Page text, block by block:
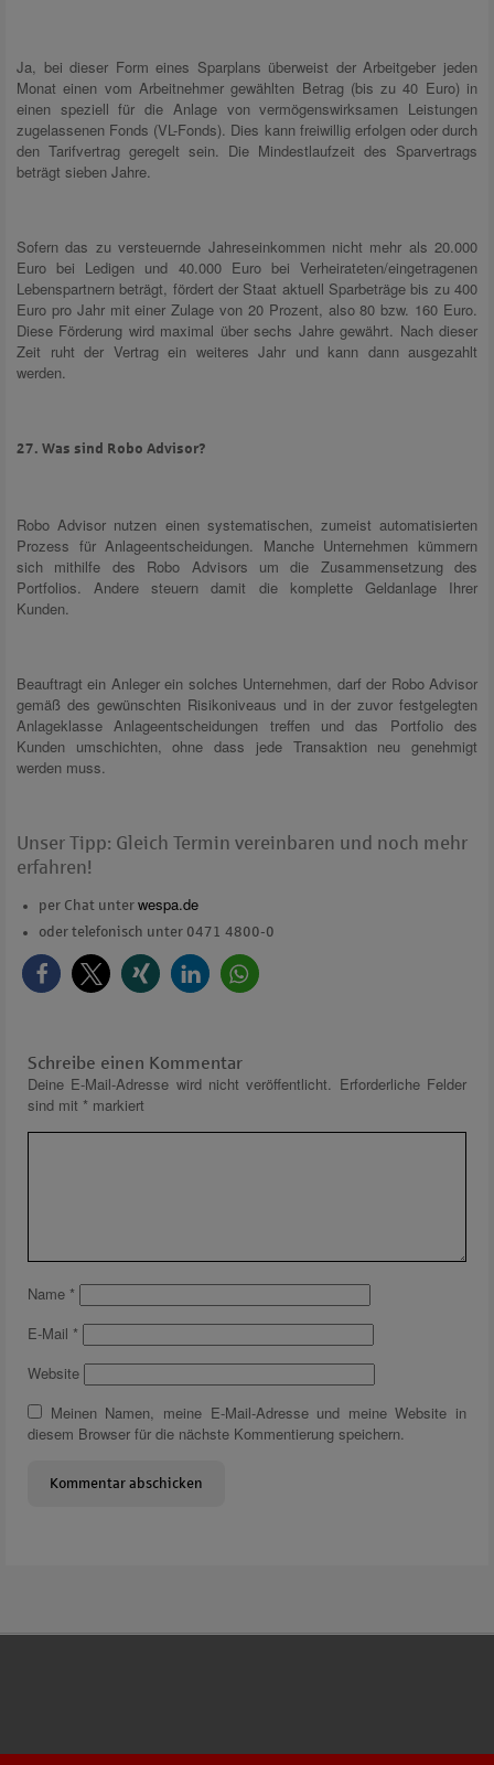
Ja, bei dieser Form eines Sparplans überweist der Arbeitgeber jeden
Monat einen vom Arbeitnehmer gewählten Betrag (bis zu 40 Euro) in
einen speziell für die Anlage von vermögenswirksamen Leistungen
zugelassenen Fonds (VL-Fonds). Dies kann freiwillig erfolgen oder durch
den Tarifvertrag geregelt sein. Die Mindestlaufzeit des Sparvertrags
beträgt sieben Jahre.
Sofern das zu versteuernde Jahreseinkommen nicht mehr als 20.000
Euro bei Ledigen und 40.000 Euro bei Verheirateten/eingetragenen
Lebenspartnern beträgt, fördert der Staat aktuell Sparbeträge bis zu 400
Euro pro Jahr mit einer Zulage von 20 Prozent, also 80 bzw. 160 Euro.
Diese Förderung wird maximal über sechs Jahre gewährt. Nach dieser
Zeit ruht der Vertrag ein weiteres Jahr und kann dann ausgezahlt
werden.
27. Was sind Robo Advisor?
Robo Advisor nutzen einen systematischen, zumeist automatisierten
Prozess für Anlageentscheidungen. Manche Unternehmen kümmern
sich mithilfe des Robo Advisors um die Zusammensetzung des
Portfolios. Andere steuern damit die komplette Geldanlage Ihrer
Kunden.
Beauftragt ein Anleger ein solches Unternehmen, darf der Robo Advisor
gemäß des gewünschten Risikoniveaus und in der zuvor festgelegten
Anlageklasse Anlageentscheidungen treffen und das Portfolio des
Kunden umschichten, ohne dass jede Transaktion neu genehmigt
werden muss.
Unser Tipp: Gleich Termin vereinbaren und noch mehr
erfahren!
per Chat unter wespa.de
oder telefonisch unter 0471 4800-0
Schreibe einen Kommentar
Deine E-Mail-Adresse wird nicht veröffentlicht. Erforderliche Felder
sind mit * markiert
Name *
E-Mail *
Website
Meinen Namen, meine E-Mail-Adresse und meine Website in
diesem Browser für die nächste Kommentierung speichern.